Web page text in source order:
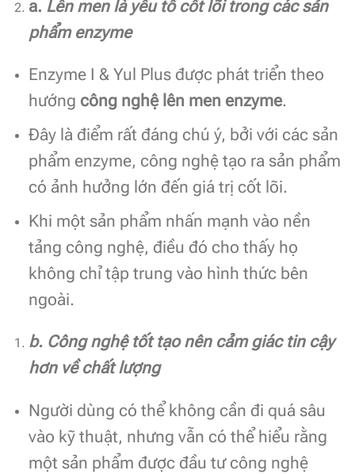
a. Lên men là yếu tố cốt lõi trong các sản
phẩm enzyme
Enzyme I & Yul Plus được phát triển theo
hướng công nghệ lên men enzyme.
Đây là điểm rất đáng chú ý, bởi với các sản
phẩm enzyme, công nghệ tạo ra sản phẩm
có ảnh hưởng lớn đến giá trị cốt lõi.
Khi một sản phẩm nhấn mạnh vào nền
tảng công nghệ, điều đó cho thấy họ
không chỉ tập trung vào hình thức bên
ngoài.
b. Công nghệ tốt tạo nên cảm giác tin cậy
hơn về chất lượng
Người dùng có thể không cần đi quá sâu
vào kỹ thuật, nhưng vẫn có thể hiểu rằng
một sản phẩm được đầu tư công nghệ